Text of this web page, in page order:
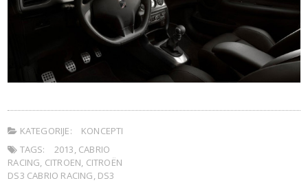
KATEGORIJE:
KONCEPTI
TAGS:
2013, CABRIO
RACING, CITROEN, CITROËN
DS3 CABRIO RACING, DS3